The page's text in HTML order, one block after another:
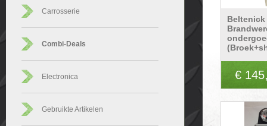
Carrosserie
Combi-Deals
Electronica
Gebruikte Artikelen
Beltenick
€